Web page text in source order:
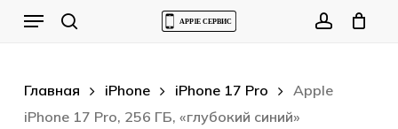
Menu
Главная iPhone iPhone 17 Pro
Apple
iPhone 17 Pro, 256 ГБ, «глубокий синий»